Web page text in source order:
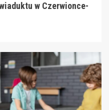
w Czerwionce-